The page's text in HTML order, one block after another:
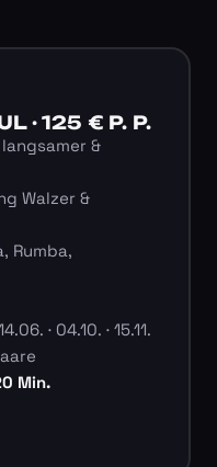
· 125 € P. P.
&
Walzer &
Rumba,
· 04.10. · 15.11.
Min.